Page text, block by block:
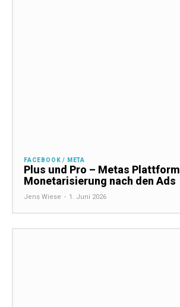
FACEBOOK / META
Plus und Pro – Metas Plattform
Monetarisierung nach den Ads
Jens Wiese - 1. Juni 2026